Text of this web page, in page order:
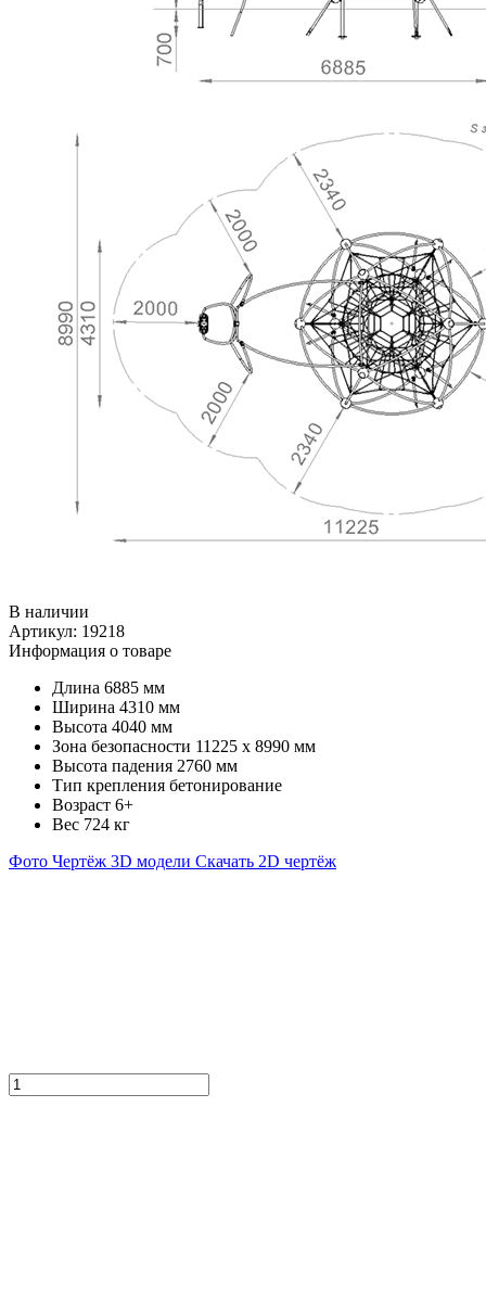
В наличии
Артикул: 19218
Информация о товаре
Длина 6885 мм
Ширина 4310 мм
Высота 4040 мм
Зона безопасности 11225 x 8990 мм
Высота падения 2760 мм
Тип крепления бетонирование
Возраст 6+
Вес 724 кг
Фото Чертёж 3D модели Скачать 2D чертёж